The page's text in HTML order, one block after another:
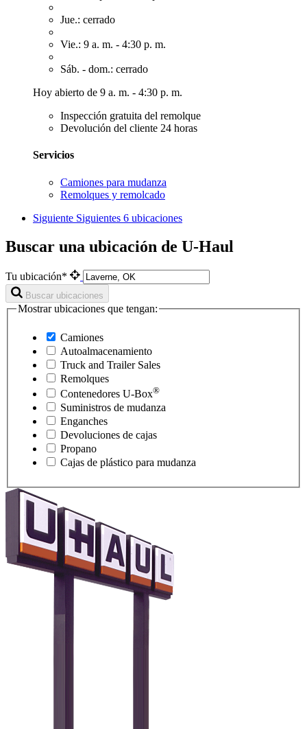
Jue.: cerrado
Vie.: 9 a. m. - 4:30 p. m.
Sáb. - dom.: cerrado
Hoy abierto de 9 a. m. - 4:30 p. m.
Inspección gratuita del remolque
Devolución del cliente 24 horas
Servicios
Camiones para mudanza
Remolques y remolcado
Siguiente Siguientes 6 ubicaciones
Buscar una ubicación de U-Haul
Tu ubicación*
Buscar ubicaciones
Mostrar ubicaciones que tengan:
Camiones
Autoalmacenamiento
Truck and Trailer Sales
Remolques
Contenedores U-Box®
Suministros de mudanza
Enganches
Devoluciones de cajas
Propano
Cajas de plástico para mudanza